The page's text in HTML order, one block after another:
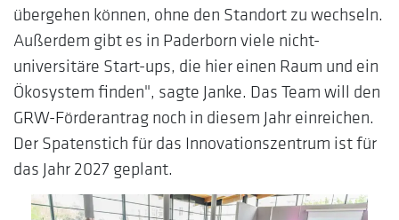
übergehen können, ohne den Standort zu wechseln.
Außerdem gibt es in Paderborn viele nicht-
universitäre Start-ups, die hier einen Raum und ein
Ökosystem finden", sagte Janke. Das Team will den
GRW-Förderantrag noch in diesem Jahr einreichen.
Der Spatenstich für das Innovationszentrum ist für
das Jahr 2027 geplant.